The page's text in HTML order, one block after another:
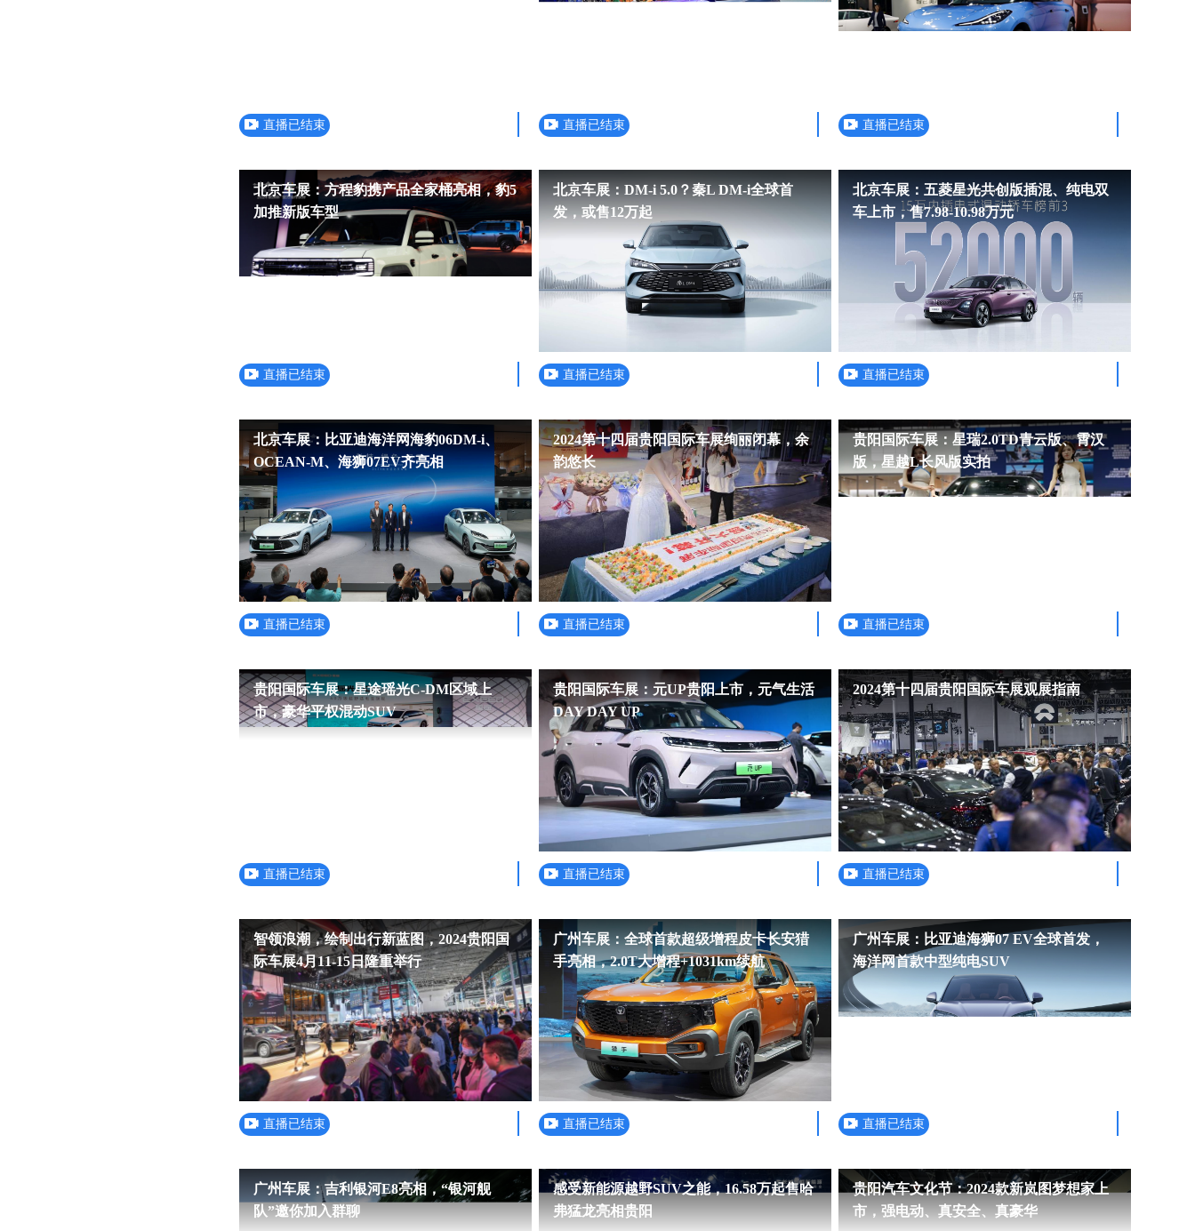
直播已结束 直播已结束 直播已结束
北京车展：方程豹携产品全家桶亮相，豹5
加推新版车型
直播已结束
北京车展：DM-i 5.0？秦L DM-i全球首
发，或售12万起
直播已结束
北京车展：五菱星光共创版插混、纯电双
车上市，售7.98-10.98万元
直播已结束
北京车展：比亚迪海洋网海豹06DM-i、
OCEAN-M、海狮07EV齐亮相
直播已结束
2024第十四届贵阳国际车展绚丽闭幕，余
韵悠长
直播已结束
贵阳国际车展：星瑞2.0TD青云版、霄汉
版，星越L长风版实拍
直播已结束
贵阳国际车展：星途瑶光C-DM区域上
市，豪华平权混动SUV
直播已结束
贵阳国际车展：元UP贵阳上市，元气生活
DAY DAY UP
直播已结束
2024第十四届贵阳国际车展观展指南
直播已结束
智领浪潮，绘制出行新蓝图，2024贵阳国
际车展4月11-15日隆重举行
直播已结束
广州车展：全球首款超级增程皮卡长安猎
手亮相，2.0T大增程+1031km续航
直播已结束
广州车展：比亚迪海狮07 EV全球首发，
海洋网首款中型纯电SUV
直播已结束
广州车展：吉利银河E8亮相，“银河舰
队”邀你加入群聊
感受新能源越野SUV之能，16.58万起售哈
弗猛龙亮相贵阳
贵阳汽车文化节：2024款新岚图梦想家上
市，强电动、真安全、真豪华